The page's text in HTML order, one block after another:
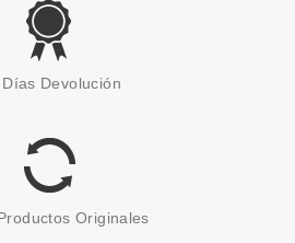
MATRIX
BOOSTER 30ML
7.90€
Devolución
Originales